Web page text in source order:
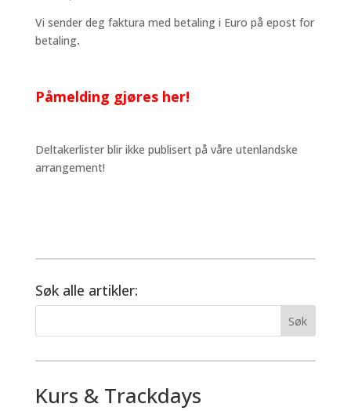
Vi sender deg faktura med betaling i Euro på epost for
betaling.
Påmelding gjøres her!
Deltakerlister blir ikke publisert på våre utenlandske
arrangement!
Søk alle artikler:
Kurs & Trackdays